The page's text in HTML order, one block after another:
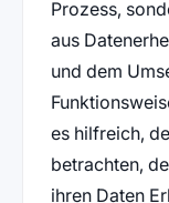
Prozess,
aus
und dem
es hilfreich,
betrachten,
ihren Daten